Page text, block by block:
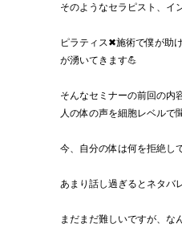
そのようなセラピスト、イ
ピラティス✖︎施術で僕が助
が湧いてきます💪
そんなセミナーの前回の内
人の体の声を細胞レベルで
今、自分の体は何を拒絶し
あまり話し過ぎるとネタバ
まだまだ難しいですが、な